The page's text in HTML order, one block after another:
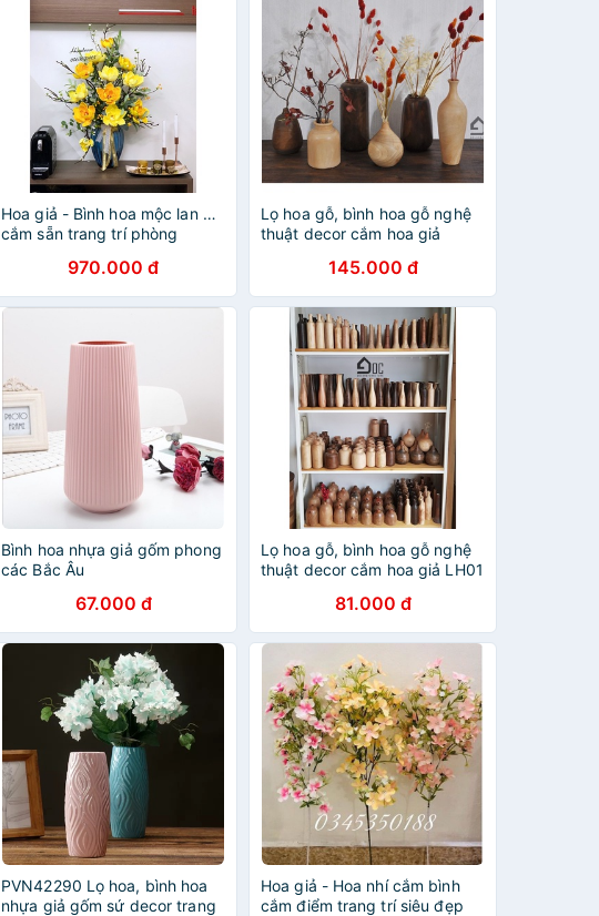
Hoa giả - Bình hoa mộc lan giả
cắm sẵn trang trí phòng
970.000 đ
Lọ hoa gỗ, bình hoa gỗ nghệ
thuật decor cắm hoa giả
145.000 đ
Bình hoa nhựa giả gốm phong
các Bắc Âu
67.000 đ
Lọ hoa gỗ, bình hoa gỗ nghệ
thuật decor cắm hoa giả LH01
81.000 đ
PVN42290 Lọ hoa, bình hoa
nhựa giả gốm sứ decor trang
Hoa giả - Hoa nhí cắm bình
cắm điểm trang trí siêu đẹp